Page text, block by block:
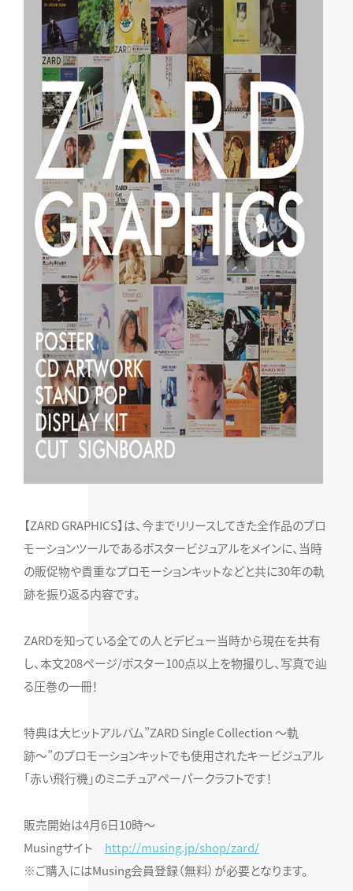
【ZARD GRAPHICS】は、今までリリースしてきた全作品のプロ
モーションツールであるポスタービジュアルをメインに、当時
の販促物や貴重なプロモーションキットなどと共に30年の軌
跡を振り返る内容です。
ZARDを知っている全ての人とデビュー当時から現在を共有
し、本文208ページ/ポスター100点以上を物撮りし、写真で辿
る圧巻の一冊！
特典は大ヒットアルバム”ZARD Single Collection 〜軌
跡〜”のプロモーションキットでも使用されたキービジュアル
「赤い飛行機」のミニチュアペーパークラフトです！
販売開始は4月6日10時〜
Musingサイト http://musing.jp/shop/zard/
※ご購入にはMusing会員登録（無料）が必要となります。